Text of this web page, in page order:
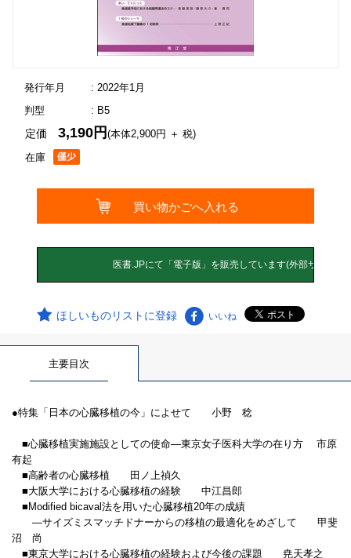
発行年月
: 2022年1月
判型
: B5
在庫
定価3,190円(本体2,900円 ＋ 税)
ほしいものリストに登録 いいね
主要目次
●特集「日本の心臓移植の今」によせて 小野 稔
■心臓移植実施施設としての使命―東京女子医科大学の在り方 市原
有起
■高齢者の心臓移植 田ノ上禎久
■大阪大学における心臓移植の経験 中江昌郎
■Modified bicaval法を用いた心臓移植20年の成績
―サイズミスマッチドナーからの移植の最適化をめざして 甲斐
沼 尚
■東京大学における心臓移植の経験および今後の課題 尭天孝之